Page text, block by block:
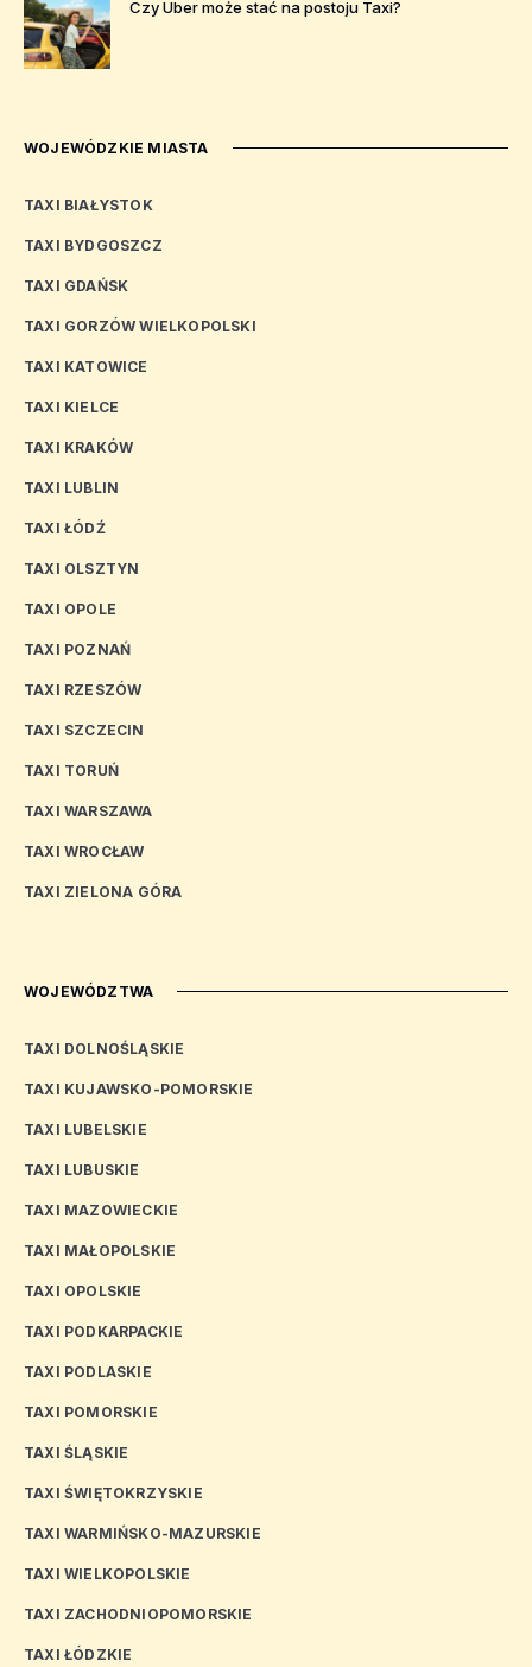
Czy Uber może stać na postoju Taxi?
WOJEWÓDZKIE MIASTA
TAXI BIAŁYSTOK
TAXI BYDGOSZCZ
TAXI GDAŃSK
TAXI GORZÓW WIELKOPOLSKI
TAXI KATOWICE
TAXI KIELCE
TAXI KRAKÓW
TAXI LUBLIN
TAXI ŁÓDŹ
TAXI OLSZTYN
TAXI OPOLE
TAXI POZNAŃ
TAXI RZESZÓW
TAXI SZCZECIN
TAXI TORUŃ
TAXI WARSZAWA
TAXI WROCŁAW
TAXI ZIELONA GÓRA
WOJEWÓDZTWA
TAXI DOLNOŚLĄSKIE
TAXI KUJAWSKO-POMORSKIE
TAXI LUBELSKIE
TAXI LUBUSKIE
TAXI MAZOWIECKIE
TAXI MAŁOPOLSKIE
TAXI OPOLSKIE
TAXI PODKARPACKIE
TAXI PODLASKIE
TAXI POMORSKIE
TAXI ŚLĄSKIE
TAXI ŚWIĘTOKRZYSKIE
TAXI WARMIŃSKO-MAZURSKIE
TAXI WIELKOPOLSKIE
TAXI ZACHODNIOPOMORSKIE
TAXI ŁÓDZKIE